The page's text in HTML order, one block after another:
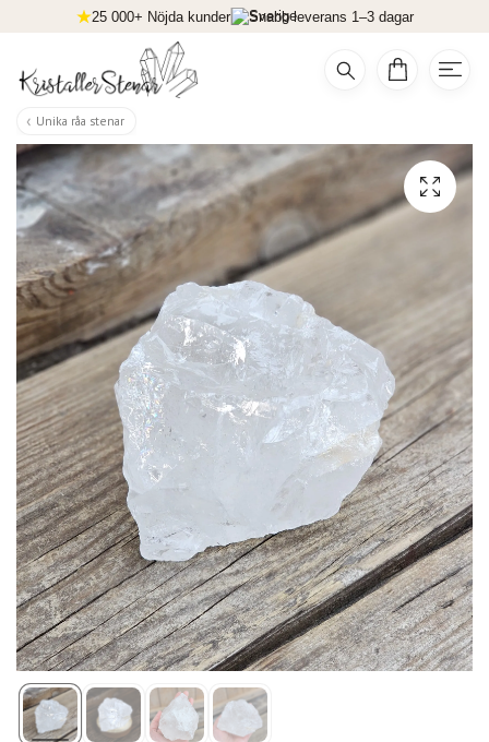
25 000+ Nöjda kunder Snabb leverans 1–3 dagar
Unika råa stenar